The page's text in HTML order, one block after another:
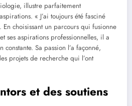
illustre parfaitement
« J’ai toujours été fasciné
choisissant un parcours qui fusionne
ses aspirations professionnelles, il a
Sa passion l’a façonné,
projets de recherche qui l’ont
et des soutiens